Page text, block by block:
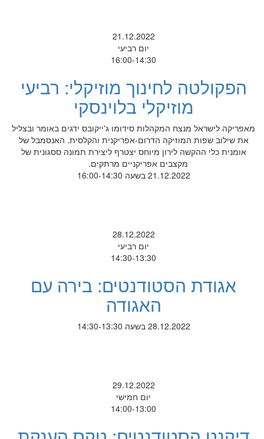
21.12.2022
יום רביעי
16:00-14:30
הפקולטה לחינוך מוזיקלי: רביעי
מוזיקלי בלוינסקי
מאפריקה לישראל מנצח המקהלות סידומו ג'ייקובס ידגים באומר ובצליל
את שילוב שפות המוזיקה הדרום-אפריקנית והקלסית. האנסמבל של
אומנית כלי ההקשה לירון מיוחס יצטרף ליצירת תמונה ססגונית של
מקצבים אפריקניים מרתקים.
21.12.2022 בשעה 16:00-14:30
28.12.2022
יום רביעי
14:30-13:30
אגודת הסטודנטים: בירה עם
האגודה
28.12.2022 בשעה 14:30-13:30
29.12.2022
יום חמישי
14:00-13:00